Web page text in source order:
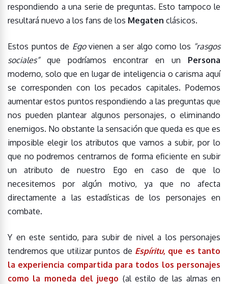
respondiendo a una serie de preguntas. Esto tampoco le
resultará nuevo a los fans de los Megaten clásicos.
Estos puntos de Egovienen a ser algo como los “rasgos
sociales”que podríamos encontrar en un Persona
moderno, solo que en lugar de inteligencia o carisma aquí
se corresponden con los pecados capitales. Podemos
aumentar estos puntos respondiendo a las preguntas que
nos pueden plantear algunos personajes, o eliminando
enemigos. No obstante la sensación que queda es que es
imposible elegir los atributos que vamos a subir, por lo
que no podremos centrarnos de forma eficiente en subir
un atributo de nuestro Ego en caso de que lo
necesitemos por algún motivo, ya que no afecta
directamente a las estadísticas de los personajes en
combate.
Y en este sentido, para subir de nivel a los personajes
tendremos que utilizar puntos de Espíritu, que es tanto
la experiencia compartida para todos los personajes
como la moneda del juego (al estilo de las almas en